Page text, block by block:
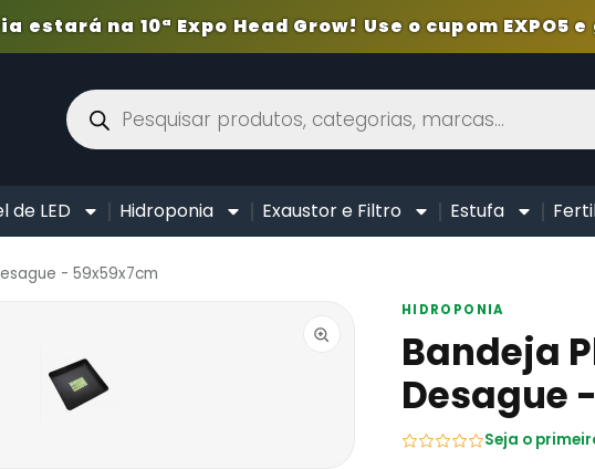
estará na 10ª Expo Head Grow! Use o cupom EXPO5
de LED Hidroponia Exaustor e Filtro Estufa
- 59x59x7cm
HIDROPONIA
Bandeja
Desague
Seja o